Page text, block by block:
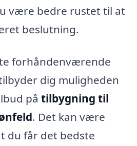
være bedre rustet til at
beslutning.
forhåndenværende
dig muligheden
på tilbygning til
. Det kan være
du får det bedste